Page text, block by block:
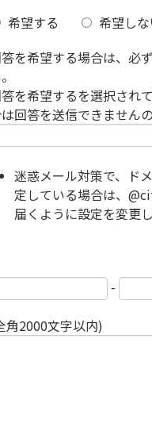
希望する
希望し
を希望する場合は、必
を希望するを選択され
回答を送信できません
迷惑メール対策で、ド
定している場合は、
届くように設定を変更
-
角2000文字以内)